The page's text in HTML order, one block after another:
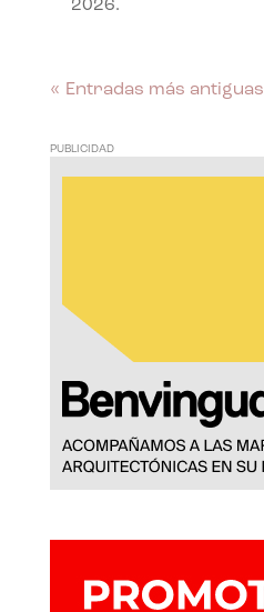
2026.
« Entradas más antiguas
PUBLICIDAD